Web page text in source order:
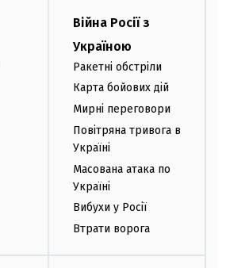
Війна Росії з
Україною
Ракетні обстріли
Карта бойових дій
Мирні переговори
Повітряна тривога в
Україні
Масована атака по
Україні
Вибухи у Росії
Втрати ворога